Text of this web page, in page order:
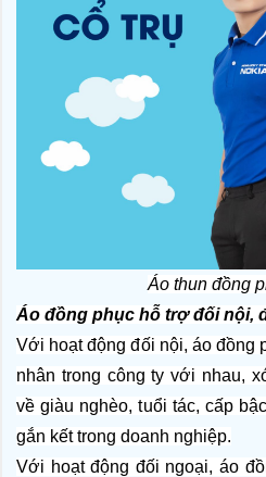
Áo thun đồng
Áo đồng phục hỗ trợ đối nội,
Với hoạt động đối nội, áo đồng
nhân trong công ty với nhau,
về giàu nghèo, tuổi tác, cấp
gắn kết trong doanh nghiệp.
Với hoạt động đối ngoại, áo